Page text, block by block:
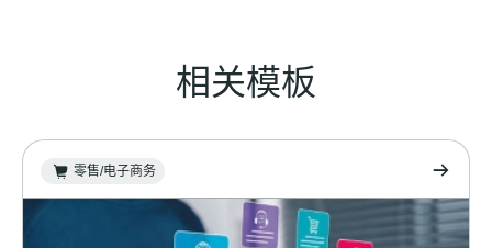
相关模板
零售/电子商务